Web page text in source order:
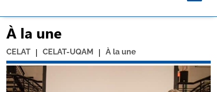
À la une
CELAT | CELAT-UQAM | À la une